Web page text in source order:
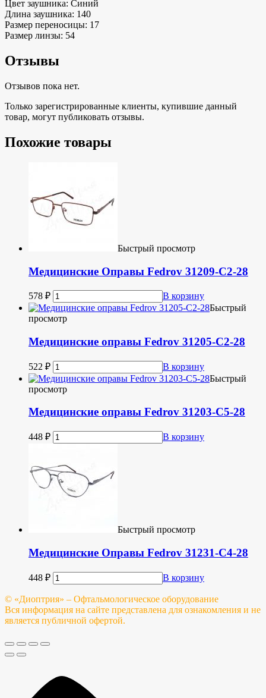
Цвет заушника: Синий
Длина заушника: 140
Размер переносицы: 17
Размер линзы: 54
Отзывы
Отзывов пока нет.
Только зарегистрированные клиенты, купившие данный
товар, могут публиковать отзывы.
Похожие товары
Быстрый просмотр
Медицинские Оправы Fedrov 31209-C2-28
578 ₽
В корзину
Быстрый
просмотр
Медицинские оправы Fedrov 31205-C2-28
522 ₽
В корзину
Быстрый
просмотр
Медицинские оправы Fedrov 31203-C5-28
448 ₽ В корзину
Быстрый просмотр
Медицинские Оправы Fedrov 31231-C4-28
448 ₽ В корзину
© «Диоптрия» – Офтальмологическое оборудование
Вся информация на сайте представлена для ознакомления и не
является публичной офертой.